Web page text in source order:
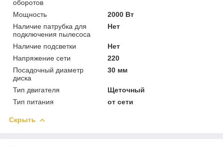
оборотов
Мощность
2000 Вт
Наличие патрубка для
подключения пылесоса
Нет
Наличие подсветки
Нет
Напряжение сети
220
Посадочный диаметр
диска
30 мм
Тип двигателя
Щеточный
Тип питания
от сети
Скрыть